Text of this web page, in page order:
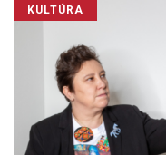
KULTÚRA